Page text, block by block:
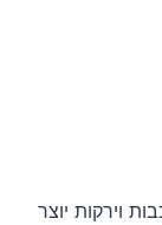
וירקות יוצר